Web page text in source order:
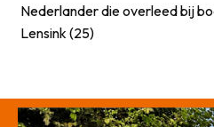
Nederlander die overleed bij
Lensink (25)